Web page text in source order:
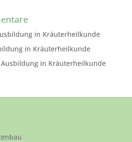
in Kräuterheilkunde
in Kräuterheilkunde
Ausbildung in Kräuterheilkunde